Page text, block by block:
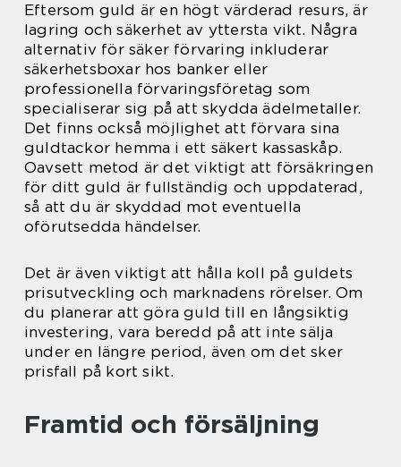
Eftersom guld är en högt värderad resurs, är
lagring och säkerhet av yttersta vikt. Några
alternativ för säker förvaring inkluderar
säkerhetsboxar hos banker eller
professionella förvaringsföretag som
specialiserar sig på att skydda ädelmetaller.
Det finns också möjlighet att förvara sina
guldtackor hemma i ett säkert kassaskåp.
Oavsett metod är det viktigt att försäkringen
för ditt guld är fullständig och uppdaterad,
så att du är skyddad mot eventuella
oförutsedda händelser.
Det är även viktigt att hålla koll på guldets
prisutveckling och marknadens rörelser. Om
du planerar att göra guld till en långsiktig
investering, vara beredd på att inte sälja
under en längre period, även om det sker
prisfall på kort sikt.
Framtid och försäljning